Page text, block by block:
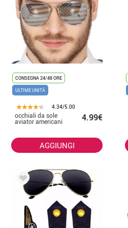
CONSEGNA 24/48 ORE
ULTIME UNITÀ
4.34/5.00
occhiali da sole
aviator americani 4.99€
AGGIUNGI